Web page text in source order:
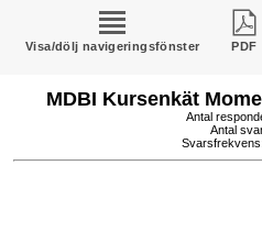
Visa/dölj navigeringsfönster PDF
MDBI Kursenkät
Antal
Antal